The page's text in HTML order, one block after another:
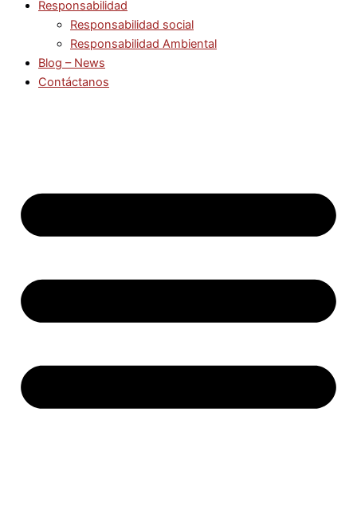
Responsabilidad
Responsabilidad social
Responsabilidad Ambiental
Blog – News
Contáctanos